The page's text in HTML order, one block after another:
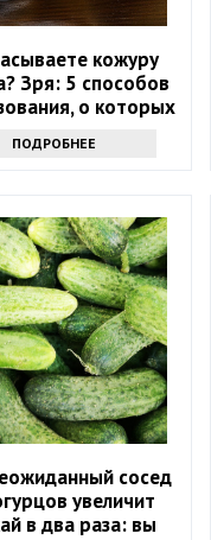
кожуру
Зря: 5 способов
о которых
ПОДРОБНЕЕ
сосед
увеличит
в два раза: вы